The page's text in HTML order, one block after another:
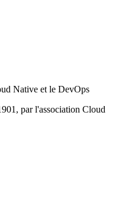
Native et le DevOps
par l'association Cloud